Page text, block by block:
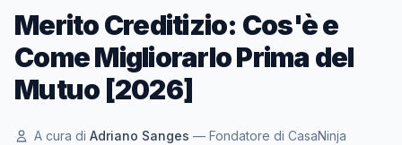
Merito Creditizio: Cos'è e
Come Migliorarlo Prima del
Mutuo [2026]
A cura di Adriano Sanges — Fondatore di CasaNinja